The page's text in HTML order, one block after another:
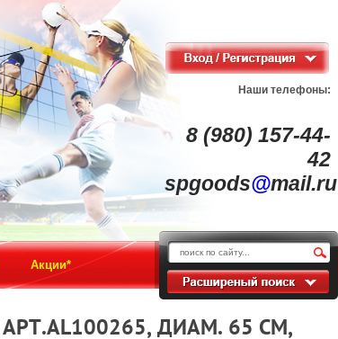
Наши телефоны:
8 (980) 157-44-
42
spgoods@mail.ru
Акции*
ДИАМ. 65 СМ,